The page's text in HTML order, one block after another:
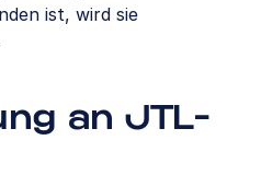
ist, wird sie
an JTL-